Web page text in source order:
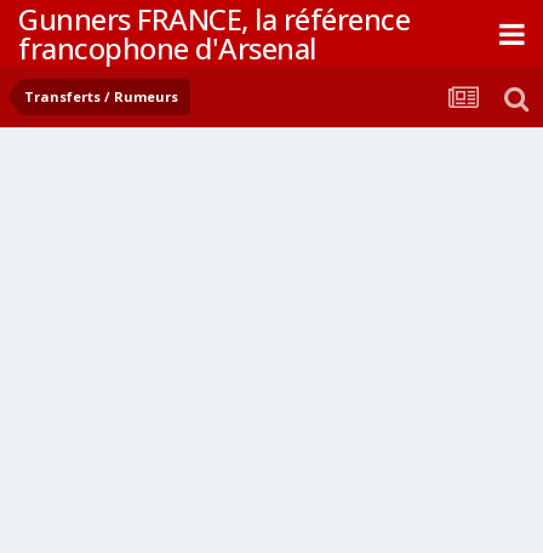
Gunners FRANCE, la référence
francophone d'Arsenal
Transferts / Rumeurs